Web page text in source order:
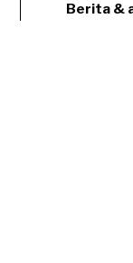
Berita &